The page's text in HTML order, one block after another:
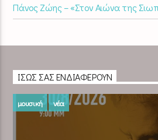
Πάνος Ζώης – «Στον Αιώνα της
ΊΣΩΣ ΣΑΣ ΕΝΔΙΑΦΈΡΟΥΝ
μουσική νέα